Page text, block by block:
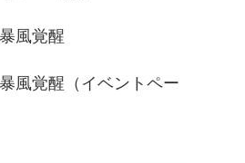
風覚醒
風覚醒（イベントペー